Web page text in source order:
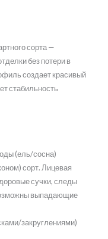
сорта —
без потери в
создает красивый
стабильность
(ель/сосна)
сорт. Лицевая
сучки, следы
выпадающие
закруглениями)